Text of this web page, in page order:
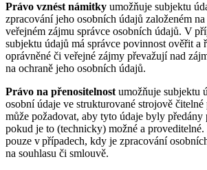
Právo vznést námitky umožňuje subjektu
zpracování jeho osobních údajů založeném
veřejném zájmu správce osobních údajů. V
subjektu údajů má správce povinnost ověřit a
oprávněné či veřejné zájmy převažují nad
na ochraně jeho osobních údajů.
Právo na přenositelnostumožňuje subjektu
osobní údaje ve strukturované strojově
může požadovat, aby tyto údaje byly
pokud je to (technicky) možné a
pouze v případech, kdy je zpracování
na souhlasu či smlouvě.